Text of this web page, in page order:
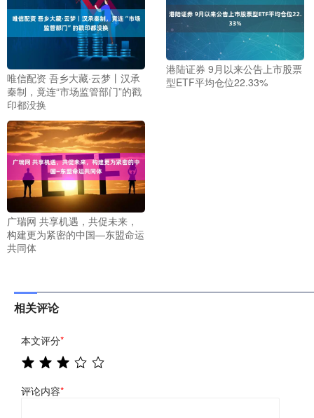
唯信配资 吾乡大藏·云梦丨汉承
秦制，竟连“市场监管部门”的戳
印都没换
港陆证券 9月以来公告上市股票
型ETF平均仓位22.33%
广瑞网 共享机遇，共促未来，
构建更为紧密的中国—东盟命运
共同体
相关评论
本文评分*
评论内容*